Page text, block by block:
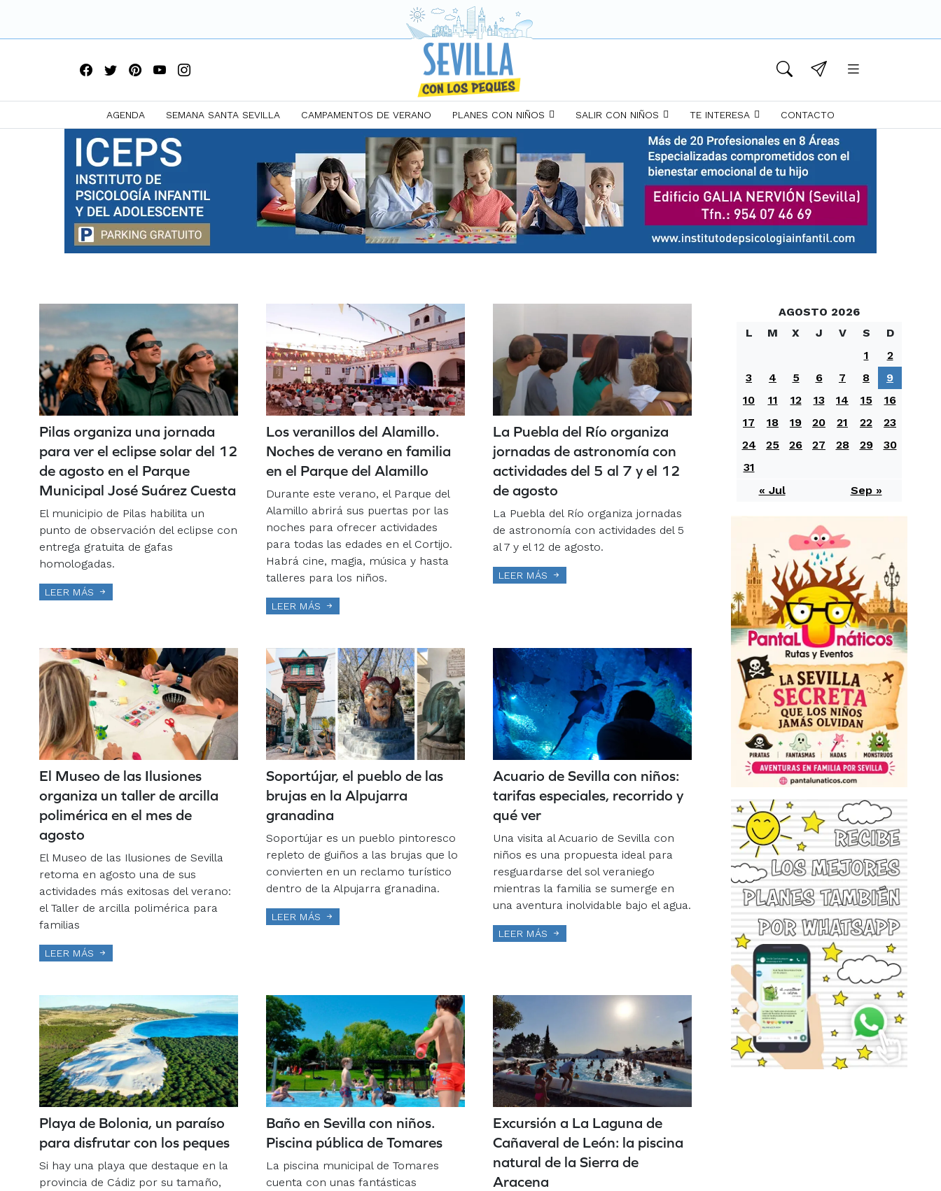
AGENDA SEMANA SANTA SEVILLA CAMPAMENTOS DE VERANO PLANES CON NIÑOS SALIR CON NIÑOS TE INTERESA CONTACTO
Pilas organiza una jornada
para ver el eclipse solar del 12
de agosto en el Parque
Municipal José Suárez Cuesta
El municipio de Pilas habilita un
punto de observación del eclipse con
entrega gratuita de gafas
homologadas.
LEER MÁS
Los veranillos del Alamillo.
Noches de verano en familia
en el Parque del Alamillo
Durante este verano, el Parque del
Alamillo abrirá sus puertas por las
noches para ofrecer actividades
para todas las edades en el Cortijo.
Habrá cine, magia, música y hasta
talleres para los niños.
LEER MÁS
La Puebla del Río organiza
jornadas de astronomía con
actividades del 5 al 7 y el 12
de agosto
La Puebla del Río organiza jornadas
de astronomía con actividades del 5
al 7 y el 12 de agosto.
LEER MÁS
El Museo de las Ilusiones
organiza un taller de arcilla
polimérica en el mes de
agosto
El Museo de las Ilusiones de Sevilla
retoma en agosto una de sus
actividades más exitosas del verano:
el Taller de arcilla polimérica para
familias
LEER MÁS
Soportújar, el pueblo de las
brujas en la Alpujarra
granadina
Soportújar es un pueblo pintoresco
repleto de guiños a las brujas que lo
convierten en un reclamo turístico
dentro de la Alpujarra granadina.
LEER MÁS
Acuario de Sevilla con niños:
tarifas especiales, recorrido y
qué ver
Una visita al Acuario de Sevilla con
niños es una propuesta ideal para
resguardarse del sol veraniego
mientras la familia se sumerge en
una aventura inolvidable bajo el agua.
LEER MÁS
Playa de Bolonia, un paraíso
para disfrutar con los peques
Si hay una playa que destaque en la
provincia de Cádiz por su tamaño,
Baño en Sevilla con niños.
Piscina pública de Tomares
La piscina municipal de Tomares
cuenta con unas fantásticas
Excursión a La Laguna de
Cañaveral de León: la piscina
natural de la Sierra de
Aracena
AGOSTO 2026
L
M X J V S
D
1
2
3
4 5 6 7 8
9
10
11 12 13 14 15
16
17
18 19 20 21 22
23
24
25 26 27 28 29
30
31
« Jul
Sep »